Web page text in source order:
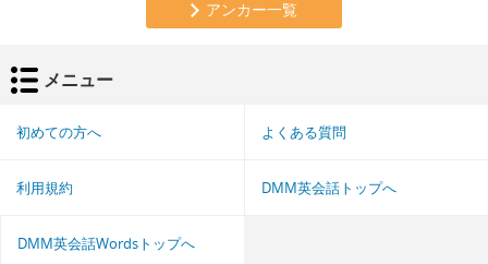
アンカー一覧
メニュー
初めての方へ よくある質問
利用規約 DMM英会話トップへ
DMM英会話Wordsトップへ